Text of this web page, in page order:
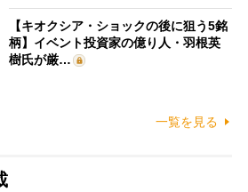
【キオクシア・ショックの後に狙う5銘
柄】イベント投資家の億り人・羽根英
樹氏が厳…
一覧を見る